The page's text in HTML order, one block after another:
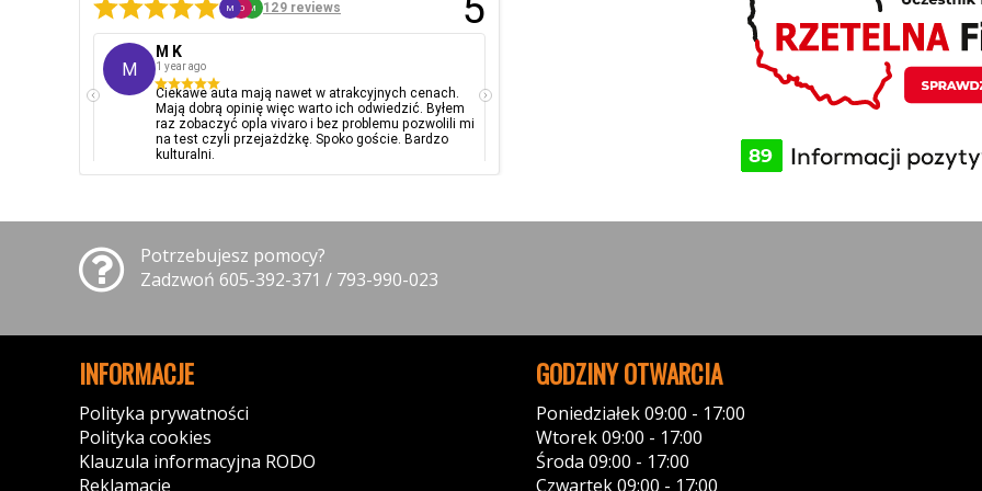
M O M 129 reviews
M
M K
1 year ago
Ciekawe auta mają nawet w atrakcyjnych cenach.
Mają dobrą opinię więc warto ich odwiedzić. Byłem
raz zobaczyć opla vivaro i bez problemu pozwolili mi
na test czyli przejażdżkę. Spoko goście. Bardzo
kulturalni.
Polecam wszystko zgodnie z opisem, szybki
M 1 year
Potrzebujesz pomocy?
Zadzwoń 605-392-371 / 793-990-023
INFORMACJE
Polityka prywatności
Polityka cookies
Klauzula informacyjna RODO
Reklamacje
GODZINY OTWARCIA
Poniedziałek 09:00 - 17:00
Wtorek 09:00 - 17:00
Środa 09:00 - 17:00
Czwartek 09:00 - 17:00